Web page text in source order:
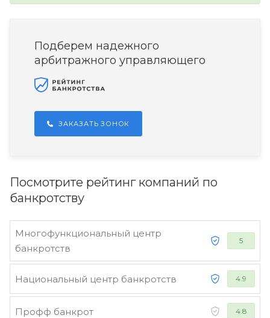
Подберем надежного
арбитражного управляющего
ЗАКАЗАТЬ ЗОНОК
Посмотрите рейтинг компаний по
банкротству
Многофункциональный центр
банкротств
5
Национальный центр банкротств 4.9
Профф банкрот 4.8